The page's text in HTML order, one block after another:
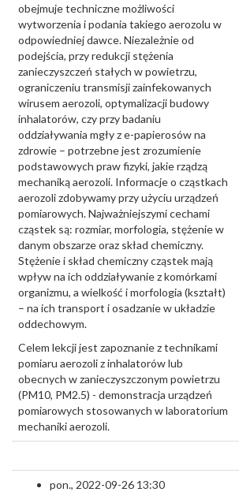
obejmuje techniczne możliwości
wytworzenia i podania takiego aerozolu w
odpowiedniej dawce. Niezależnie od
podejścia, przy redukcji stężenia
zanieczyszczeń stałych w powietrzu,
ograniczeniu transmisji zainfekowanych
wirusem aerozoli, optymalizacji budowy
inhalatorów, czy przy badaniu
oddziaływania mgły z e-papierosów na
zdrowie – potrzebne jest zrozumienie
podstawowych praw fizyki, jakie rządzą
mechaniką aerozoli. Informacje o cząstkach
aerozoli zdobywamy przy użyciu urządzeń
pomiarowych. Najważniejszymi cechami
cząstek są: rozmiar, morfologia, stężenie w
danym obszarze oraz skład chemiczny.
Stężenie i skład chemiczny cząstek mają
wpływ na ich oddziaływanie z komórkami
organizmu, a wielkość i morfologia (kształt)
– na ich transport i osadzanie w układzie
oddechowym.
Celem lekcji jest zapoznanie z technikami
pomiaru aerozoli z inhalatorów lub
obecnych w zanieczyszczonym powietrzu
(PM10, PM2.5) - demonstracja urządzeń
pomiarowych stosowanych w laboratorium
mechaniki aerozoli.
pon., 2022-09-26 13:30